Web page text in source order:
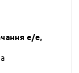
е/е,